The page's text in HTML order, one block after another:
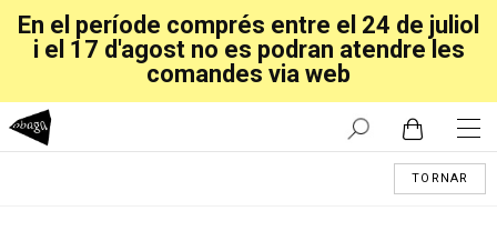
En el període comprés entre el 24 de juliol
i el 17 d'agost no es podran atendre les
comandes via web
TORNAR